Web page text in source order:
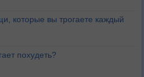
которые вы трогаете каждый
похудеть?